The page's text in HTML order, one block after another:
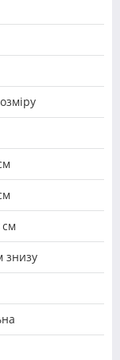
см
знизу